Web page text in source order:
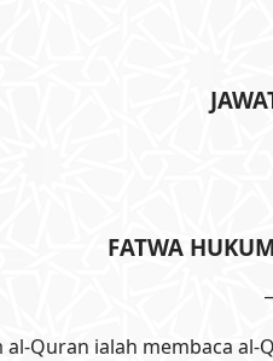
FATWA
Quran ialah membaca